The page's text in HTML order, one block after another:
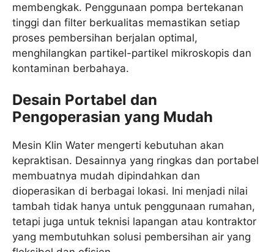
membengkak. Penggunaan pompa bertekanan
tinggi dan filter berkualitas memastikan setiap
proses pembersihan berjalan optimal,
menghilangkan partikel-partikel mikroskopis dan
kontaminan berbahaya.
Desain Portabel dan
Pengoperasian yang Mudah
Mesin Klin Water mengerti kebutuhan akan
kepraktisan. Desainnya yang ringkas dan portabel
membuatnya mudah dipindahkan dan
dioperasikan di berbagai lokasi. Ini menjadi nilai
tambah tidak hanya untuk penggunaan rumahan,
tetapi juga untuk teknisi lapangan atau kontraktor
yang membutuhkan solusi pembersihan air yang